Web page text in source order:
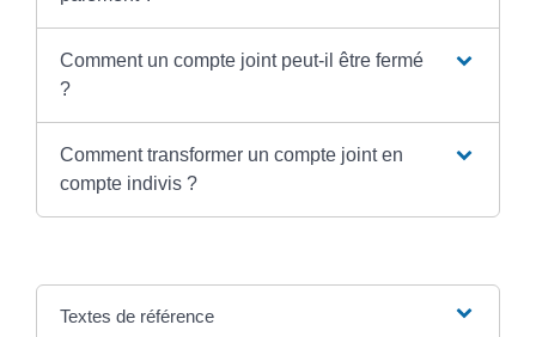
Comment un compte joint peut-il être fermé
?
Comment transformer un compte joint en
compte indivis ?
Textes de référence